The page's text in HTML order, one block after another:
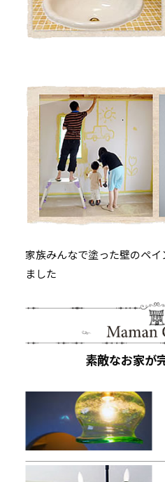
家族みんなで塗った壁のペ
ました
素敵なお家が